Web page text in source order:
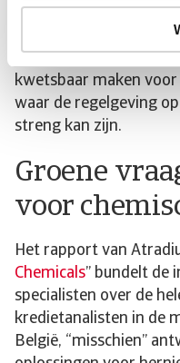
broeikasgassen te
bijdraagt dat de
wat de EU-
kwetsbaar maken
waar de regelgeving
streng kan zijn.
Groene
voor
Het rapport van
Chemicals” bundelt de
specialisten over de
kredietanalisten in de
België, “misschien”